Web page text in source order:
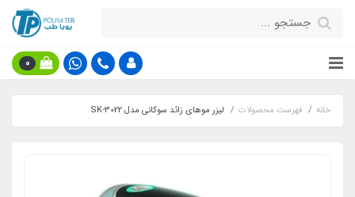
0
خانه فهرست محصولات لیزر موهای زائد سوکانی مدل SK-3022